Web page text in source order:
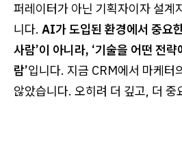
퍼레이터가 아닌 기획자이자 설계
니다. AI가 도입된 환경에서 중요
사람’이 아니라, ‘기술을 어떤 전
람’입니다. 지금 CRM에서 마케터
않았습니다. 오히려 더 깊고, 더 중